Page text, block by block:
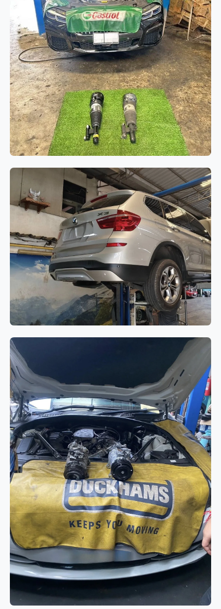
ช่วงล่างและเบรก
BMW Series 7 G12 เปลี่ยนโช๊คอัพถุง
ลมคู่หน้า แก้ไขปัญหาระบบช่วงล่าง
ทรุดและรถมีอาการเอียง
BMW Series 7 G12
เกียร์
BMW X3 F25 ไฟ Drivetrain
Warning แสดงผล พร้อมอาการเสียง
ดังจากระบบขับเคลื่อน 4 ล้อ (xDrive)